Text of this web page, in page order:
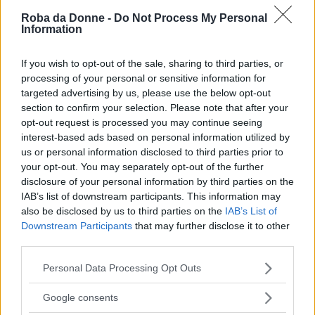
Roba da Donne - Do Not Process My Personal
Information
If you wish to opt-out of the sale, sharing to third parties, or
processing of your personal or sensitive information for
targeted advertising by us, please use the below opt-out
section to confirm your selection. Please note that after your
opt-out request is processed you may continue seeing
interest-based ads based on personal information utilized by
us or personal information disclosed to third parties prior to
your opt-out. You may separately opt-out of the further
disclosure of your personal information by third parties on the
IAB’s list of downstream participants. This information may
also be disclosed by us to third parties on the IAB’s List of
Downstream Participants that may further disclose it to other
Please note that this website/app uses one or more Google
not limited to your visit or usage behaviour. You may click to
Personal Data Processing Opt Outs
Google consents
avvocati d’America.
Il romanzo, dallatrama avvincente, avvinghia
il lettore e lo entusiasma, non solo per la trama
giudiziaria, ma anche per tutti quegli elementi,
come l’amore di Rudy per una donna
maltrattata dal marito, che sono secondari
rispetto allo svolgimento principale ma che
danno colore alle pagine.